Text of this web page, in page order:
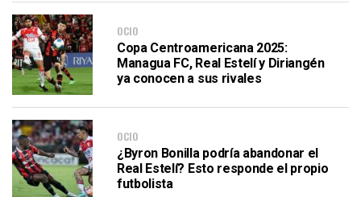
OCIO
Copa Centroamericana 2025:
Managua FC, Real Estelí y Diriangén
ya conocen a sus rivales
OCIO
¿Byron Bonilla podría abandonar el
Real Estelí? Esto responde el propio
futbolista